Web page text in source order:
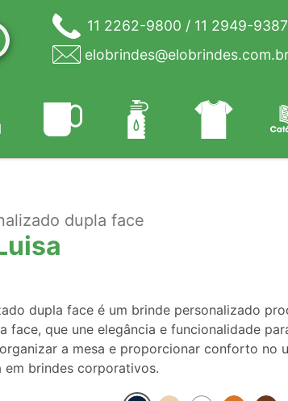
11 2262-9800 / 11 2949-9387
elobrindes@elobrindes.com.br
dupla face
dupla face é um brinde personalizado
face, que une elegância e funcionalidade
a mesa e proporcionar conforto no
em brindes corporativos.